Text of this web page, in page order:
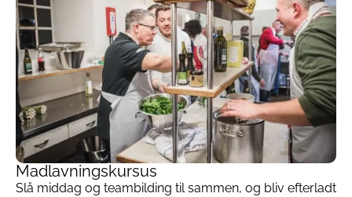
Madlavningskursus
Slå middag og teambilding til sammen, og bliv efterladt